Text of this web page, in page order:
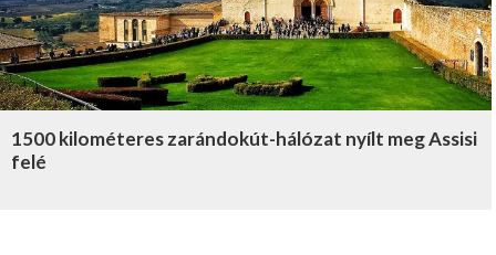
1500 kilométeres zarándokút-hálózat nyílt meg Assisi
felé